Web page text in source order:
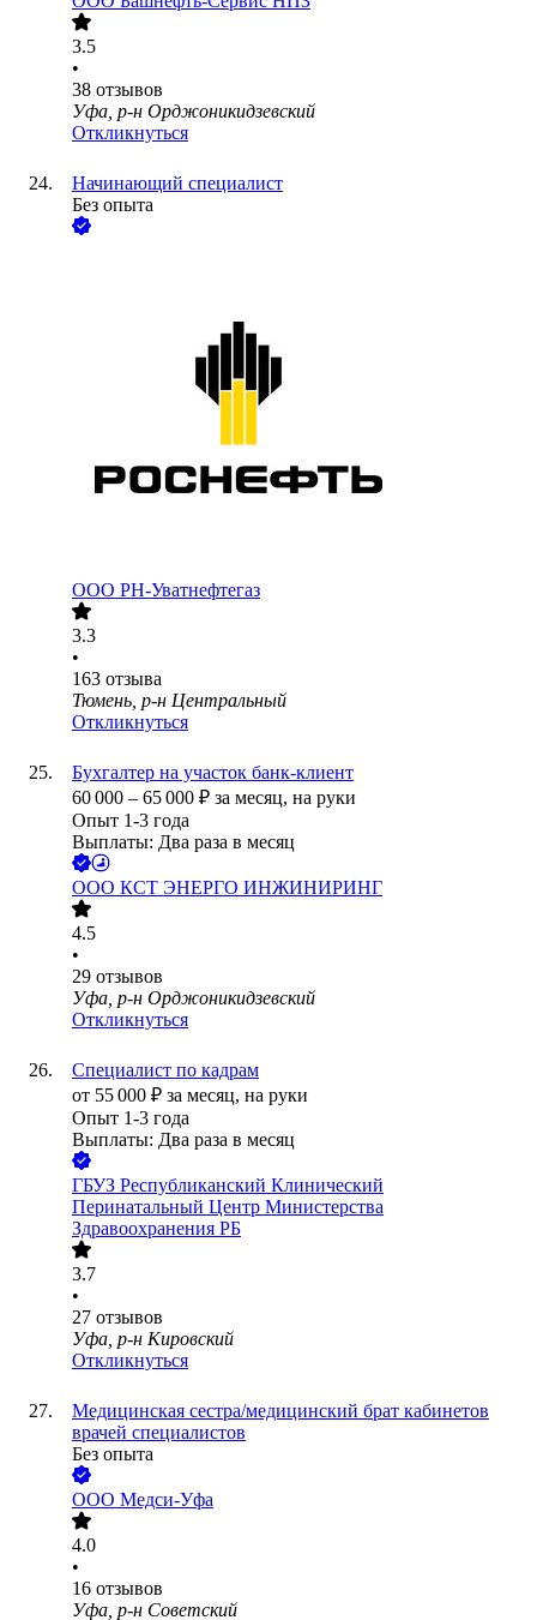
3.5
•
38 отзывов
Уфа, р-н Орджоникидзевский
Откликнуться
Начинающий специалист
Без опыта
ООО РН-Уватнефтегаз
3.3
•
163 отзыва
Тюмень, р-н Центральный
Откликнуться
Бухгалтер на участок банк-клиент
60 000 – 65 000 ₽ за месяц, на руки
Опыт 1-3 года
Выплаты: Два раза в месяц
ООО КСТ ЭНЕРГО ИНЖИНИРИНГ
4.5
•
29 отзывов
Уфа, р-н Орджоникидзевский
Откликнуться
Специалист по кадрам
от 55 000 ₽ за месяц, на руки
Опыт 1-3 года
Выплаты: Два раза в месяц
ГБУЗ Республиканский Клинический
Перинатальный Центр Министерства
Здравоохранения РБ
3.7
•
27 отзывов
Уфа, р-н Кировский
Откликнуться
Медицинская сестра/медицинский брат кабинетов
врачей специалистов
Без опыта
ООО Медси-Уфа
4.0
•
16 отзывов
Уфа, р-н Советский